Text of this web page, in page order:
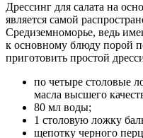
Дрессинг для салата на
является самой
Средиземноморье, ведь
к основному блюду порой
приготовить простой
по четыре столовые
масла высшего
80 мл воды;
1 столовую ложку
щепотку черного